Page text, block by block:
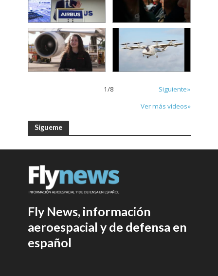
1/8
Siguiente»
Ver más vídeos»
Sígueme
Fly News, información
aeroespacial y de defensa en
español